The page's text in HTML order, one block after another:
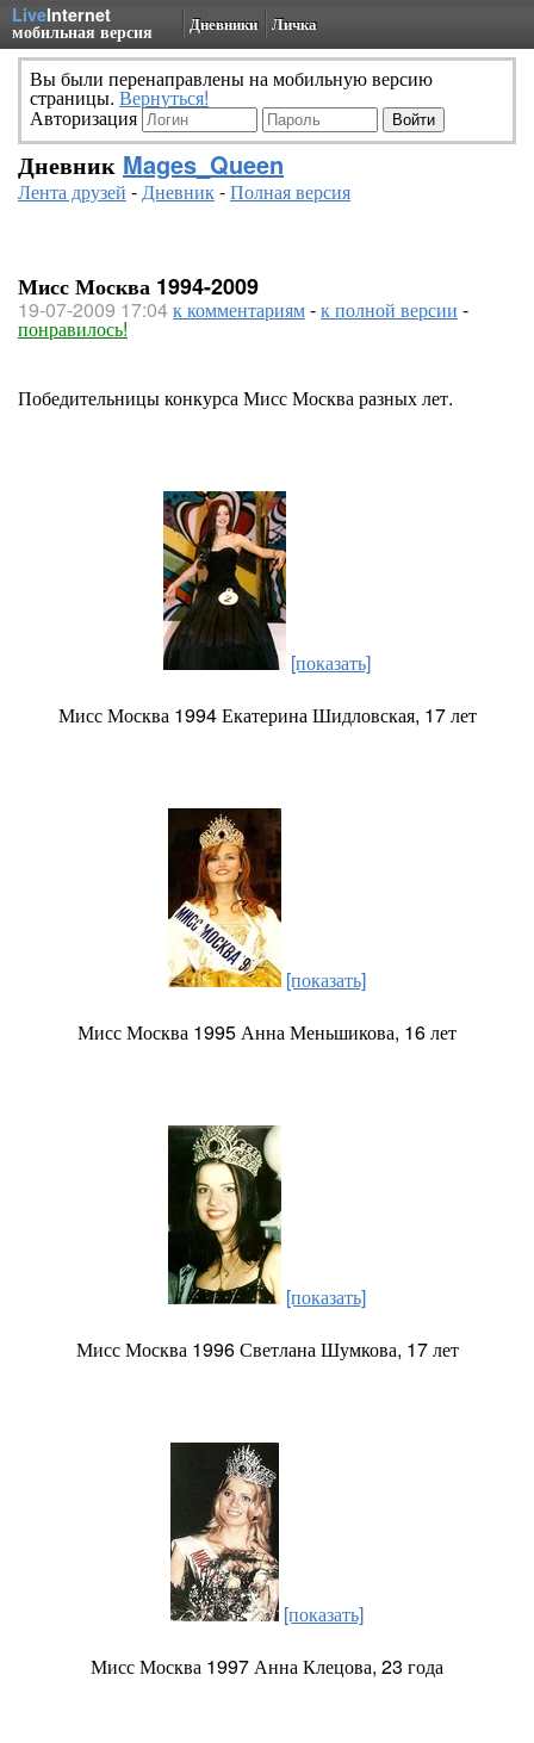
LiveInternet
мобильная версия Дневники Личка
Вы были перенаправлены на мобильную версию
страницы. Вернуться!
Авторизация
Дневник Mages_Queen
Лента друзей -Дневник-Полная версия
Мисс Москва 1994-2009
19-07-2009 17:04к комментариям-к полной версии -
понравилось!
Победительницы конкурса Мисс Москва разных лет.
[показать]
Мисс Москва 1994 Екатерина Шидловская, 17 лет
[показать]
Мисс Москва 1995 Анна Меньшикова, 16 лет
[показать]
Мисс Москва 1996 Светлана Шумкова, 17 лет
[показать]
Мисс Москва 1997 Анна Клецова, 23 года